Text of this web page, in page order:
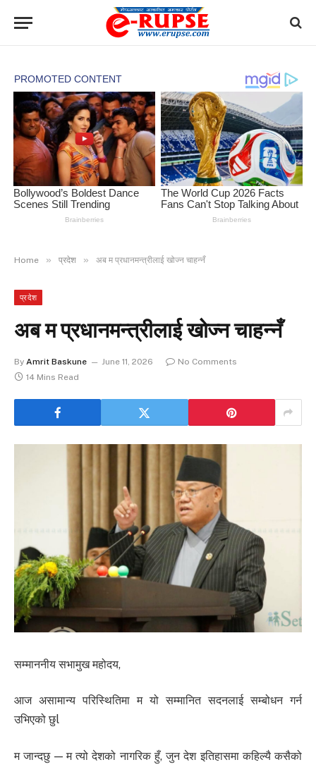
Home » प्रदेश » अब म प्रधानमन्त्रीलाई खोज्न चाहन्नँ
प्रदेश
अब म प्रधानमन्त्रीलाई खोज्न चाहन्नँ
By Amrit Baskune June 11, 2026
No Comments
14 Mins Read
सम्माननीय सभामुख महोदय,
आज असामान्य परिस्थितिमा म यो सम्मानित सदनलाई सम्बोधन गर्न
उभिएको छुl
म जान्दछु — म त्यो देशको नागरिक हुँ, जुन देश इतिहासमा कहिल्यै कसैको